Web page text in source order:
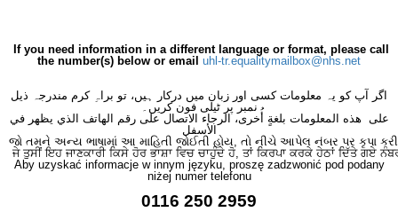
×
×- Central Outpatients
If you need information in a different language or format, please call
the number(s) below or email uhl-tr.equalitymailbox@nhs.net
اگر آپ کو یہ معلومات کسی اور زبان میں درکار ہیں، تو براہِ کرم مندرجہ ذیل
نمبر پر ٹیلی فون کریں۔
على هذه المعلومات بلغةٍ أُخرى، الرجاء الاتصال على رقم الهاتف الذي يظهر في
الأسفل
જો તમને અન્ય ભાષામાં આ માહિતી જોઈતી હોય, તો નીચે આપેલ નંબર પર કૃપા કરી
ਜੇ ਤੁਸੀਂ ਇਹ ਜਾਣਕਾਰੀ ਕਿਸੇ ਹੋਰ ਭਾਸ਼ਾ ਵਿਚ ਚਾਹੁੰਦੇ ਹੋ, ਤਾਂ ਕਿਰਪਾ ਕਰਕੇ ਹੇਠਾਂ ਦਿੱਤੇ ਗਏ
Aby uzyskać informacje w innym języku, proszę zadzwonić pod podany
niżej numer telefonu
0116 250 2959